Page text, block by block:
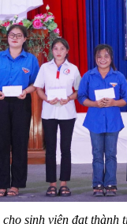
sinh viên đạt thành